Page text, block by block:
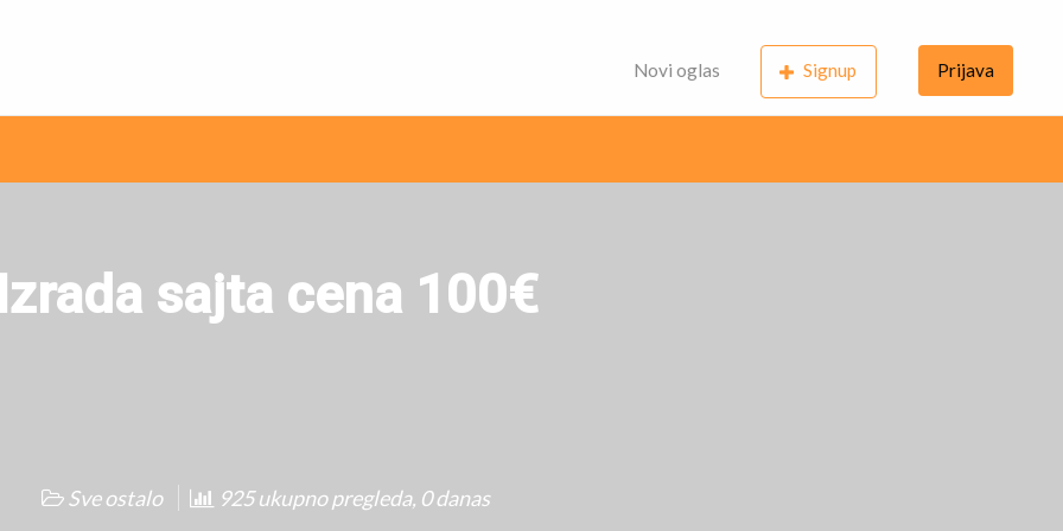
Novi oglas Signup Prijava
Izrada sajta cena 100€
Sve ostalo 925 ukupno pregleda, 0 danas